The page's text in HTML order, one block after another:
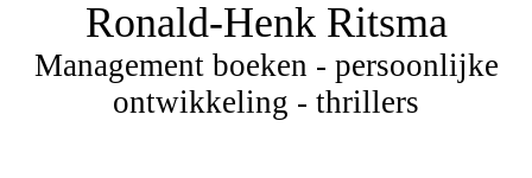
Ronald-Henk Ritsma
Management boeken - persoonlijke
ontwikkeling - thrillers